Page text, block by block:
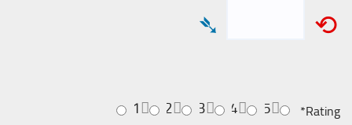
⟲
➴
Rating
*
5
4
3
2
1